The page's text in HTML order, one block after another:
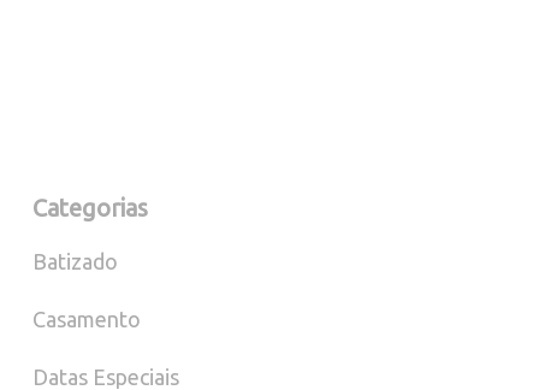
Categorias
Batizado
Casamento
Datas Especiais